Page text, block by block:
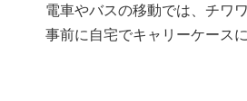
電車やバスの移動では、チワ
事前に自宅でキャリーケース